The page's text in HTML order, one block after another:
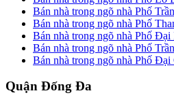
Bán nhà trong ngõ nhà Phố
Bán nhà trong ngõ nhà Phố
Bán nhà trong ngõ nhà Phố Đại
Bán nhà trong ngõ nhà Phố
Bán nhà trong ngõ nhà Phố Đại
Quận Đống Đa